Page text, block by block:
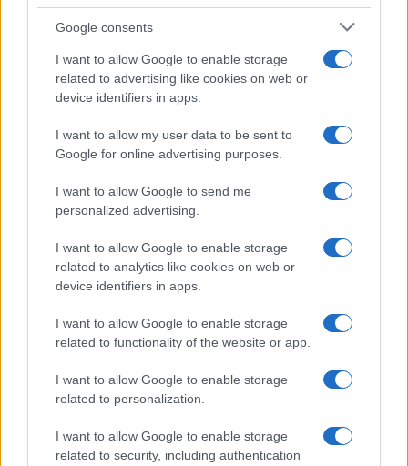
Google consents
I want to allow Google to enable storage
related to advertising like cookies on web or
device identifiers in apps.
I want to allow my user data to be sent to
Google for online advertising purposes.
I want to allow Google to send me
personalized advertising.
I want to allow Google to enable storage
related to analytics like cookies on web or
device identifiers in apps.
I want to allow Google to enable storage
related to functionality of the website or app.
I want to allow Google to enable storage
related to personalization.
I want to allow Google to enable storage
related to security, including authentication
Pentagont, hogy gyorsítsák fel a B-21
program finanszírozását, és egyelőre ne
vonják ki a régebbi B-1 Lancer és B-2
bombázókat sem, amíg legalább 100 darab B-
Az intézet emellett jelentős vadászgépflotta-
bővítést is javasol: évente 74 darab F-35A
Lightning IIés 24 darab
beszerzését tartják szükségesnek, valamint
az autonóm harci drónok fejlesztésének
felgyorsítását is szorgalmazzák.
amerikai légierő új B-21-es lopakodó
bombázójáról